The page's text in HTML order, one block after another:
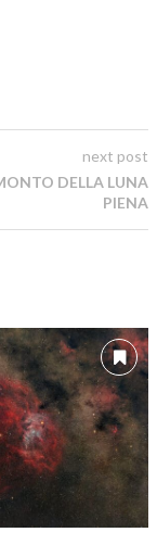
next post
DELLA LUNA
PIENA